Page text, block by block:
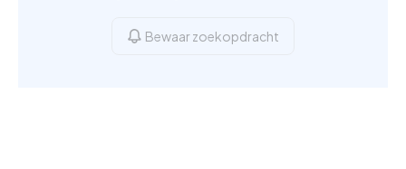
Bewaar zoekopdracht